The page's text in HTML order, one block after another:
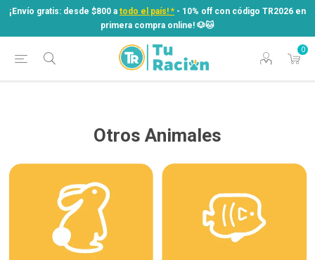
¡Envío gratis: desde $800 a todo el país! * - 10% off con código TR2026 en
primera compra online! ​🐶​🐱
0
¡Envío gratis: desde $800 atodo el país! *
- 10% off con código TR2026 en
primera compra online! ​🐶​🐱
Otros Animales